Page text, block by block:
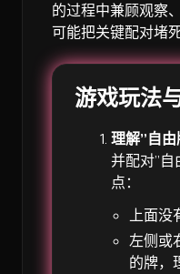
的过程中兼顾观察
可能把关键配对堵死
游戏玩法
理解”自
并配对”自
点：
上面没
左侧或
的牌，